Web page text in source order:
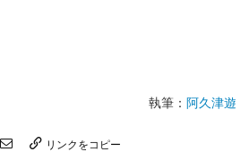
執筆： 阿久津遊
リンクをコピー